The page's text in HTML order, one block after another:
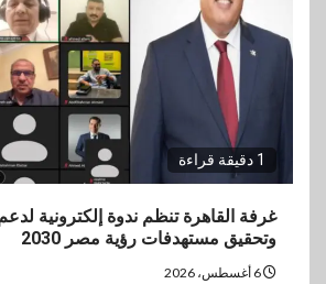
1 دقيقة قراءة
غرفة القاهرة تنظم ندوة إلكترونية
وتحقيق مستهدفات رؤية مصر 2030